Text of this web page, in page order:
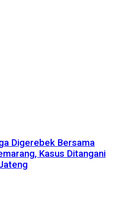
Digerebek Bersama
Kasus Ditangani